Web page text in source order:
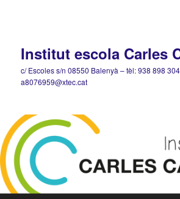
Institut escola Carles
c/ Escoles s/n 08550 Balenyà – tèl: 938 898
a8076959@xtec.cat